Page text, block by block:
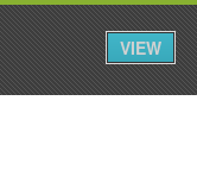
Iniciar Sessão
VIEW